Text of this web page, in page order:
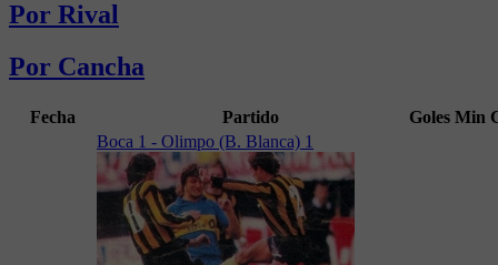
Por Rival
Por Cancha
Fecha Partido Goles Min
Boca 1 - Olimpo (B. Blanca) 1